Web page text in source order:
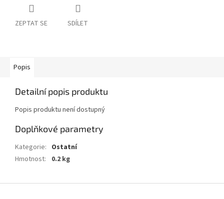
ZEPTAT SE SDÍLET
Popis
Detailní popis produktu
Popis produktu není dostupný
Doplňkové parametry
Kategorie: Ostatní
Hmotnost: 0.2 kg